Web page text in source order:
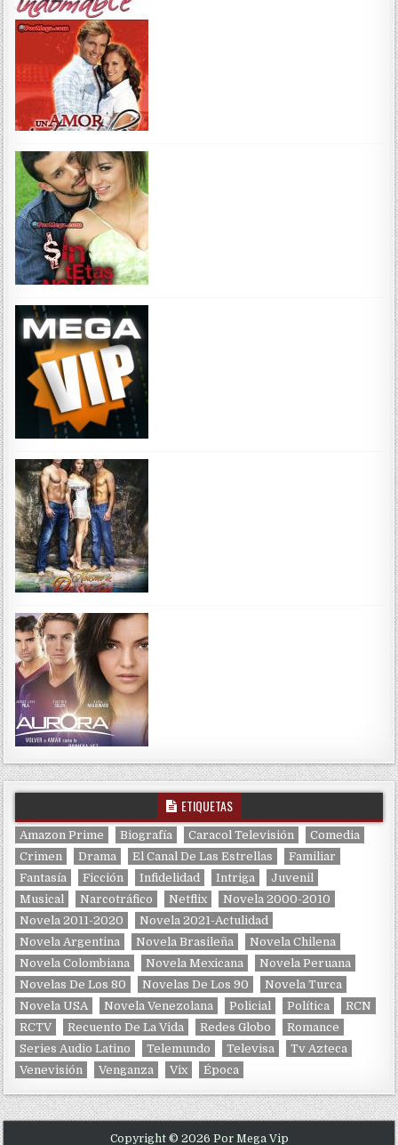
ETIQUETAS
Amazon Prime Biografía Caracol Televisión
Comedia
Crimen
Drama El Canal De Las Estrellas
Familiar
Fantasía
Ficción Infidelidad Intriga
Juvenil
Musical
Narcotráfico Netflix
Novela 2000-2010
Novela 2011-2020
Novela 2021-Actulidad
Novela Argentina
Novela Brasileña
Novela Chilena
Novela Colombiana
Novela Mexicana
Novela Peruana
Novelas De Los 80
Novelas De Los 90
Novela Turca
Novela USA
Novela Venezolana Policial Política
RCN
RCTV
Recuento De La Vida Redes Globo
Romance
Series Audio Latino
Telemundo Televisa
Tv Azteca
Venevisión
Venganza Vix Época
Copyright © 2026 Por Mega Vip